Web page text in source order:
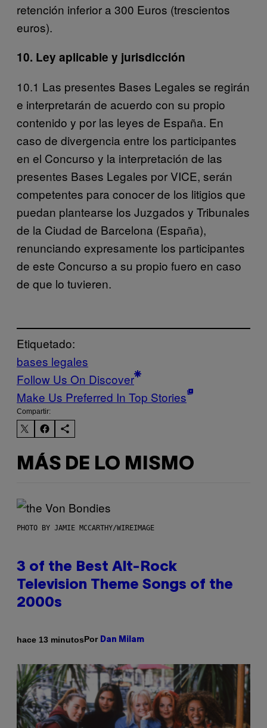
retención inferior a 300 Euros (trescientos
euros).
10. Ley aplicable y jurisdicción
10.1 Las presentes Bases Legales se regirán
e interpretarán de acuerdo con su propio
contenido y por las leyes de España. En
caso de divergencia entre los participantes
en el Concurso y la interpretación de las
presentes Bases Legales por VICE, serán
competentes para conocer de los litigios que
puedan plantearse los Juzgados y Tribunales
de la Ciudad de Barcelona (España),
renunciando expresamente los participantes
de este Concurso a su propio fuero en caso
de que lo tuvieren.
Etiquetado:
bases legales
Follow Us On Discover
Make Us Preferred In Top Stories
Compartir:
MÁS DE LO MISMO
PHOTO BY JAMIE MCCARTHY/WIREIMAGE
3 of the Best Alt-Rock
Television Theme Songs of the
2000s
hace 13 minutosPor Dan Milam